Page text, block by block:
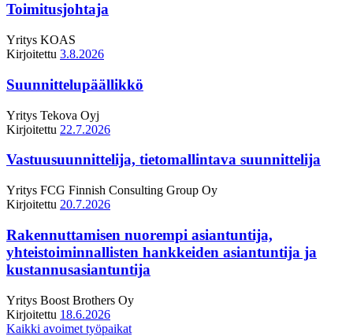
Toimitusjohtaja
Yritys KOAS
Kirjoitettu 3.8.2026
Suunnittelupäällikkö
Yritys Tekova Oyj
Kirjoitettu 22.7.2026
Vastuusuunnittelija, tietomallintava suunnittelija
Yritys FCG Finnish Consulting Group Oy
Kirjoitettu 20.7.2026
Rakennuttamisen nuorempi asiantuntija,
yhteistoiminnallisten hankkeiden asiantuntija ja
kustannusasiantuntija
Yritys Boost Brothers Oy
Kirjoitettu 18.6.2026
Kaikki avoimet työpaikat